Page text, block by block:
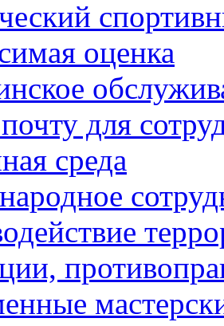
оценка
для
среда